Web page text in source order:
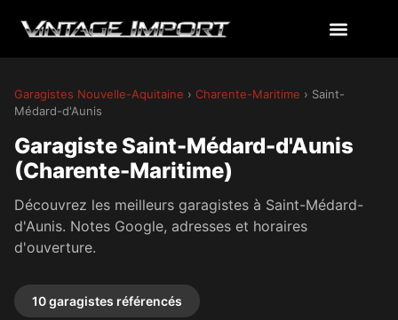
Garagistes Nouvelle-Aquitaine › Charente-Maritime › Saint-
Médard-d'Aunis
Garagiste Saint-Médard-d'Aunis
(Charente-Maritime)
Découvrez les meilleurs garagistes à Saint-Médard-
d'Aunis. Notes Google, adresses et horaires
d'ouverture.
10 garagistes référencés